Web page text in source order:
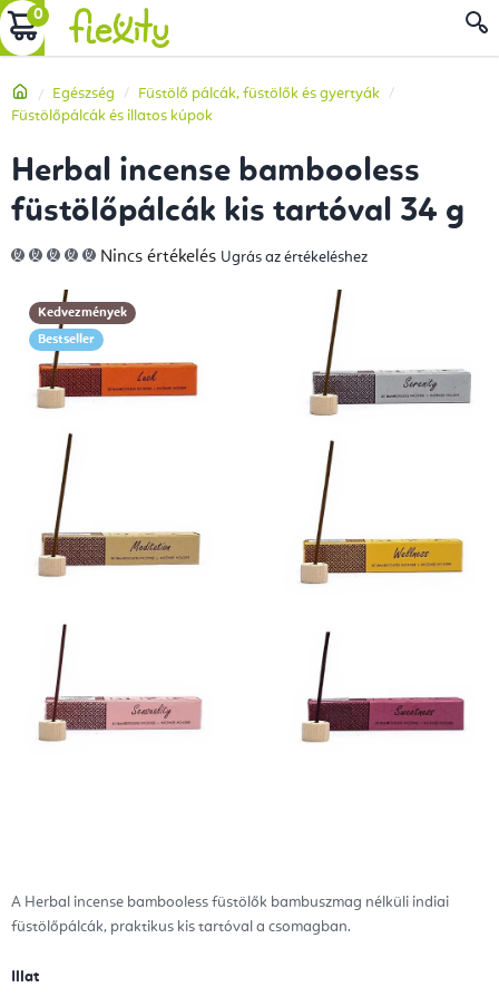
Ugrás
a
tartalomhoz
KOSÁR
Kezdőlap
Egészség
Füstölő pálcák, füstölők és gyertyák
Füstölőpálcák és illatos kúpok
A Herbal incense bambooless füstölők bambuszmag nélküli indiai
füstölőpálcák, praktikus kis tartóval a csomagban.
Illat
Herbal incense bambooless
füstölőpálcák kis tartóval 34 g
A
termék
5-
ből
0,0
csillag.
Nincs értékelés Ugrás az értékeléshez
Kedvezmények
Bestseller